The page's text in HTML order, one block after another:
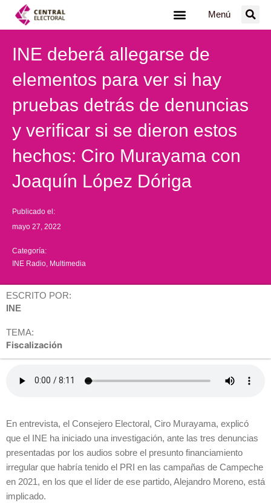
Menú
INE deberá allegarse de
elementos para ver si hay
pruebas detrás de denuncias
y verificar si se dieron estos
hechos: Ciro Murayama con
Joaquín López Dóriga
Publicado el:
mayo 27, 2022
Categoría:
INE Radio Multimedia
ESCRITO POR:
INE
TEMA:
Fiscalización
En entrevista, el Consejero Electoral, Ciro Murayama, explicó
que el INE ha iniciado una investigación, ante las tres denuncias
presentadas por los audios sobre el presunto financiamiento
irregular que habría tenido el PRI en las campañas de Campeche
en 2021, en los que el líder de ese partido, Alejandro Moreno, está
implicado.